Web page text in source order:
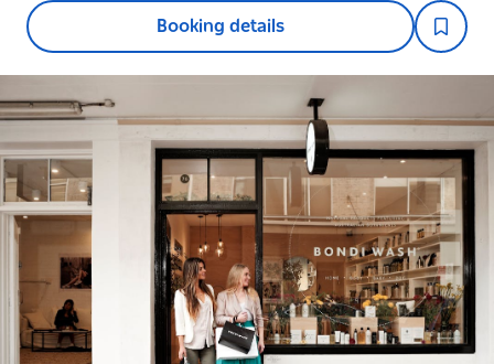
Booking details